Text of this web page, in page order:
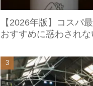
【2026年版】コスパ
おすすめに惑わされ